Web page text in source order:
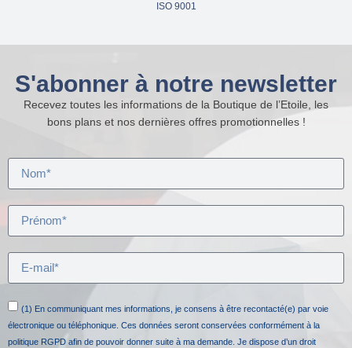
ISO 9001
S'abonner à notre newsletter
Recevez toutes les informations de la Boutique de l’Etoile, les
bons plans et nos dernières offres promotionnelles !
(1) En communiquant mes informations, je consens à être recontacté(e) par voie
électronique ou téléphonique. Ces données seront conservées conformément à la
politique RGPD afin de pouvoir donner suite à ma demande. Je dispose d’un droit